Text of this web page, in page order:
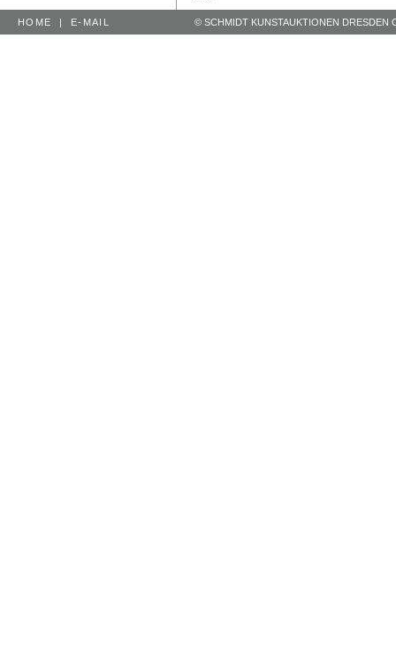
HOME | E-MAIL © SCHMIDT KUNSTAUKTIONEN DRESDEN